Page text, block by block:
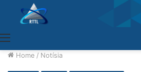
Home / Notísia